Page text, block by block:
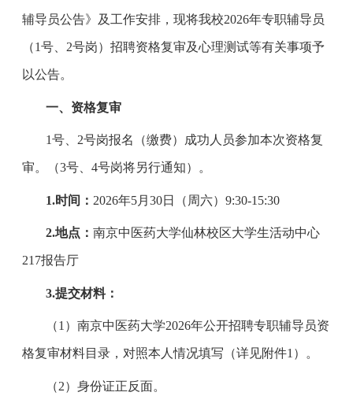
辅导员公告》及工作安排，现将我校2026年专职辅导员
（1号、2号岗）招聘资格复审及心理测试等有关事项予
以公告。
一、资格复审
1号、2号岗报名（缴费）成功人员参加本次资格复
审。（3号、4号岗将另行通知）。
1.时间： 2026年5月30日（周六）9:30-15:30
2.地点： 南京中医药大学仙林校区大学生活动中心
217报告厅
3.提交材料：
（1）南京中医药大学2026年公开招聘专职辅导员资
格复审材料目录，对照本人情况填写（详见附件1）。
（2）身份证正反面。